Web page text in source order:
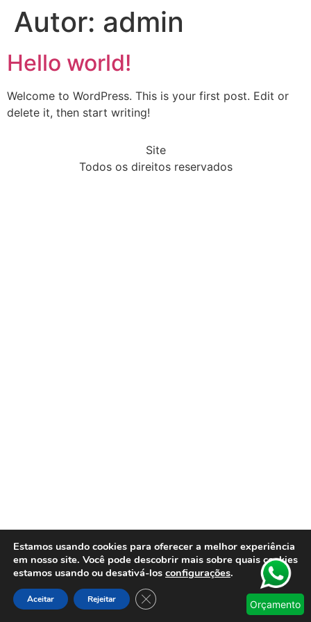
Autor: admin
Hello world!
Welcome to WordPress. This is your first post. Edit or
delete it, then start writing!
Site
Todos os direitos reservados
Estamos usando cookies para oferecer a melhor experiência
em nosso site. Você pode descobrir mais sobre quais cookies
estamos usando ou desativá-los configurações.
Aceitar Rejeitar Close GDPR Cookie Banner
Orçamento